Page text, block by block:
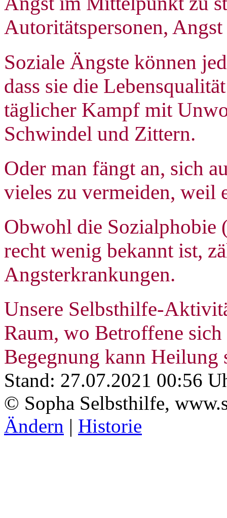
Autoritätspersonen,
Soziale Ängste können
dass sie die
täglicher Kampf mit
Schwindel und Zittern.
Oder man fängt an, sich
vieles zu vermeiden, weil
Obwohl die Sozialphobie
recht wenig bekannt ist,
Angsterkrankungen.
Unsere Selbsthilfe-
Raum, wo Betroffene
Begegnung kann Heilung
Stand: 27.07.2021 00:56
© Sopha Selbsthilfe,
Ändern | Historie